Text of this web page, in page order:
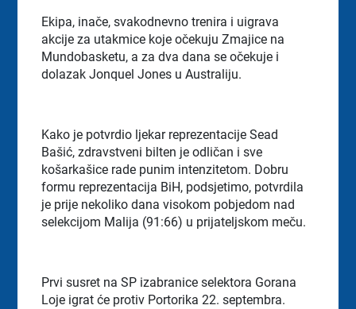
Ekipa, inače, svakodnevno trenira i uigrava
akcije za utakmice koje očekuju Zmajice na
Mundobasketu, a za dva dana se očekuje i
dolazak Jonquel Jones u Australiju.
Kako je potvrdio ljekar reprezentacije Sead
Bašić, zdravstveni bilten je odličan i sve
košarkašice rade punim intenzitetom. Dobru
formu reprezentacija BiH, podsjetimo, potvrdila
je prije nekoliko dana visokom pobjedom nad
selekcijom Malija (91:66) u prijateljskom meču.
Prvi susret na SP izabranice selektora Gorana
Loje igrat će protiv Portorika 22. septembra.